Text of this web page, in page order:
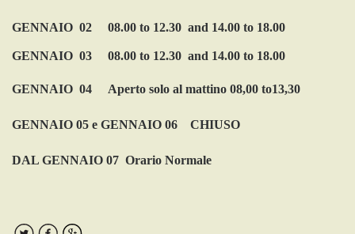
GENNAIO 02 08.00 to 12.30 and 14.00 to 18.00
GENNAIO 03 08.00 to 12.30 and 14.00 to 18.00
GENNAIO 04 Aperto solo al mattino 08,00 to13,30
GENNAIO 05 e GENNAIO 06 CHIUSO
DAL GENNAIO 07 Orario Normale